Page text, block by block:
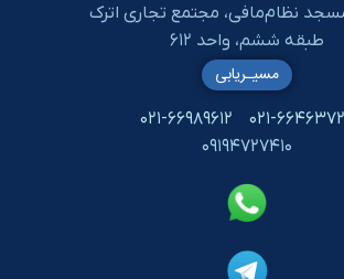
نظام‌مافی، مجتمع تجاری اترک
طبقه ششم، واحد ۶۱۲
۶۶۴۶۳۷۲۸
۰۲۱-۶۶۹۸۹۶۱۲
۰۹۱۹۴۷۲۷۴۱۰
مسیـریابی